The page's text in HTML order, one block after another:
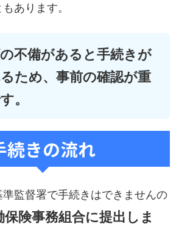
あります。
不備があると手続きが
ため、事前の確認が重
。
続きの流れ
監督署で手続きはできませんの
険事務組合に提出しま